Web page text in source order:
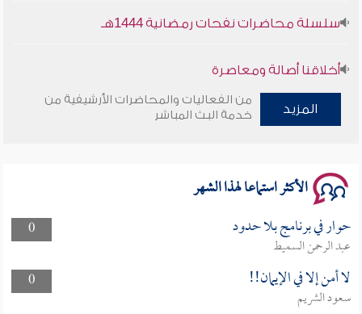
سلسلة محاضرات نفحات رمضانية 1444هـ
أخلاقنا أصالة ومعاصرة
وأمنهم من خوف 9
المزيد
من الفعاليات والمحاضرات الأرشيفية من
خدمة البث المباشر
الأكثر استماعا لهذا الشهر
0 حوار في برنامج بلا حدود
عبد الرحمن السميط
0
لا أمن إلا في الإيمان!!
سعود الشريم